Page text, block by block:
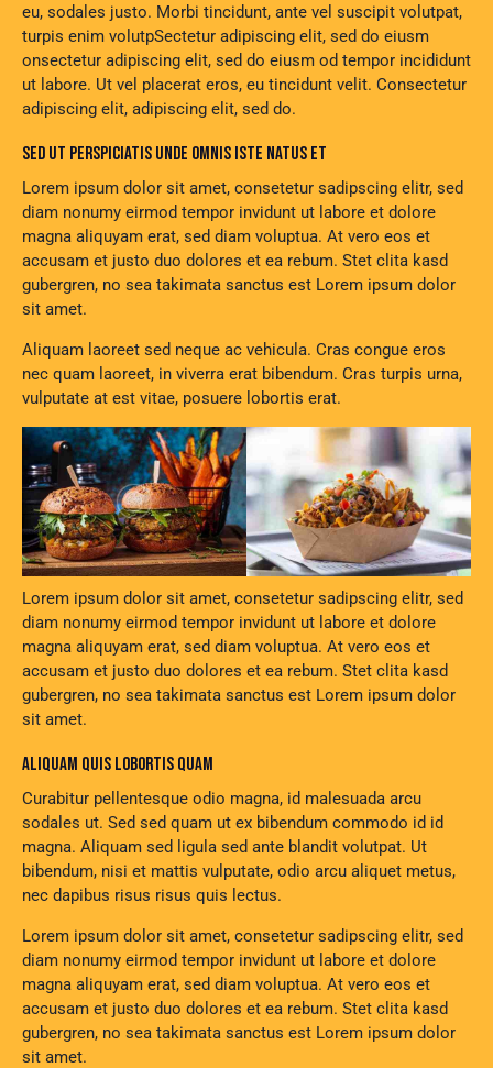
eu, sodales justo. Morbi tincidunt, ante vel suscipit volutpat,
turpis enim volutpSectetur adipiscing elit, sed do eiusm
onsectetur adipiscing elit, sed do eiusm od tempor incididunt
ut labore. Ut vel placerat eros, eu tincidunt velit. Consectetur
adipiscing elit, adipiscing elit, sed do.
SED UT PERSPICIATIS UNDE OMNIS ISTE NATUS ET
Lorem ipsum dolor sit amet, consetetur sadipscing elitr, sed
diam nonumy eirmod tempor invidunt ut labore et dolore
magna aliquyam erat, sed diam voluptua. At vero eos et
accusam et justo duo dolores et ea rebum. Stet clita kasd
gubergren, no sea takimata sanctus est Lorem ipsum dolor
sit amet.
Aliquam laoreet sed neque ac vehicula. Cras congue eros
nec quam laoreet, in viverra erat bibendum. Cras turpis urna,
vulputate at est vitae, posuere lobortis erat.
Lorem ipsum dolor sit amet, consetetur sadipscing elitr, sed
diam nonumy eirmod tempor invidunt ut labore et dolore
magna aliquyam erat, sed diam voluptua. At vero eos et
accusam et justo duo dolores et ea rebum. Stet clita kasd
gubergren, no sea takimata sanctus est Lorem ipsum dolor
sit amet.
ALIQUAM QUIS LOBORTIS QUAM
Curabitur pellentesque odio magna, id malesuada arcu
sodales ut. Sed sed quam ut ex bibendum commodo id id
magna. Aliquam sed ligula sed ante blandit volutpat. Ut
bibendum, nisi et mattis vulputate, odio arcu aliquet metus,
nec dapibus risus risus quis lectus.
Lorem ipsum dolor sit amet, consetetur sadipscing elitr, sed
diam nonumy eirmod tempor invidunt ut labore et dolore
magna aliquyam erat, sed diam voluptua. At vero eos et
accusam et justo duo dolores et ea rebum. Stet clita kasd
gubergren, no sea takimata sanctus est Lorem ipsum dolor
sit amet.